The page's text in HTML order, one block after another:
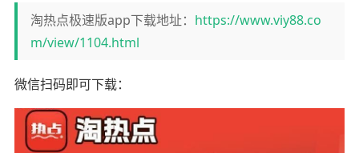
淘热点极速版app下载地址： https://www.viy88.co
m/view/1104.html
微信扫码即可下载：